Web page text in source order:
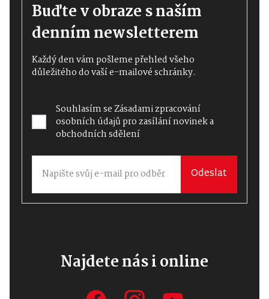
Buďte v obraze s naším
denním newsletterem
Každý den vám pošleme přehled všeho
důležitého do vaší e-mailové schránky.
Souhlasím seZásadami zpracování
osobních údajůpro zasílání novinek a
obchodních sdělení
Odeslat
Najdete nás i online